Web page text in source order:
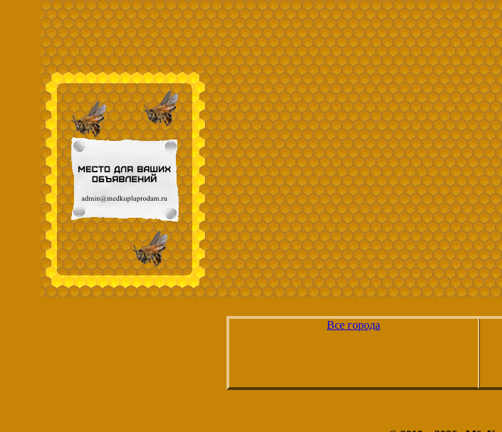
Все города